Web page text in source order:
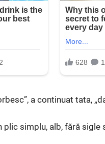
a continuat tata,
plic simplu, alb, fără